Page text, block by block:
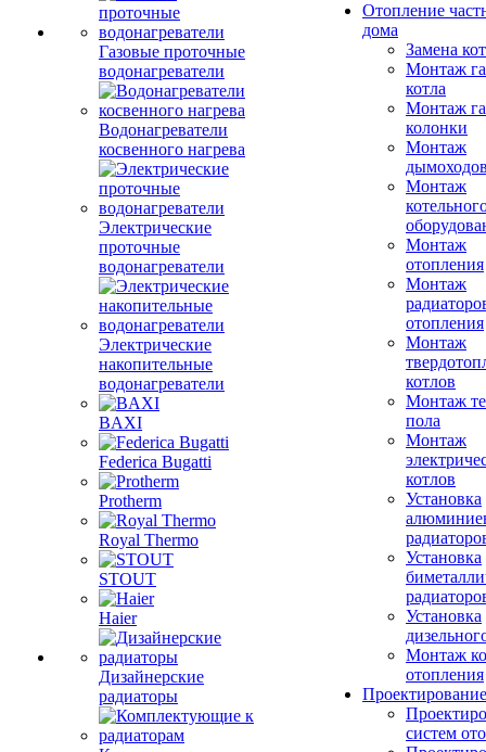
Газовые проточные
водонагреватели
Водонагреватели
косвенного нагрева
Электрические
проточные
водонагреватели
Электрические
накопительные
водонагреватели
BAXI
Federica Bugatti
Protherm
Royal Thermo
STOUT
Haier
Дизайнерские
радиаторы
Отопление
дома
Замена
Монтаж
котла
Монтаж
колонки
Монтаж
Монтаж
Монтаж
отопления
Монтаж
отопления
Монтаж
котлов
Монтаж
пола
Монтаж
котлов
Установка
Установка
Установка
Монтаж
отопления
Проектирование
систем